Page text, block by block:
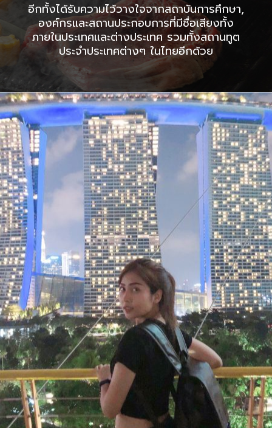
อีกทั้งได้รับความไว้วางใจจากสถาบันการศึกษา,
องค์กรและสถานประกอบการที่มีชื่อเสียงทั้ง
ภายในประเทศและต่างประเทศ รวมทั้งสถานทูต
ประจำประเทศต่างๆ ในไทยอีกด้วย